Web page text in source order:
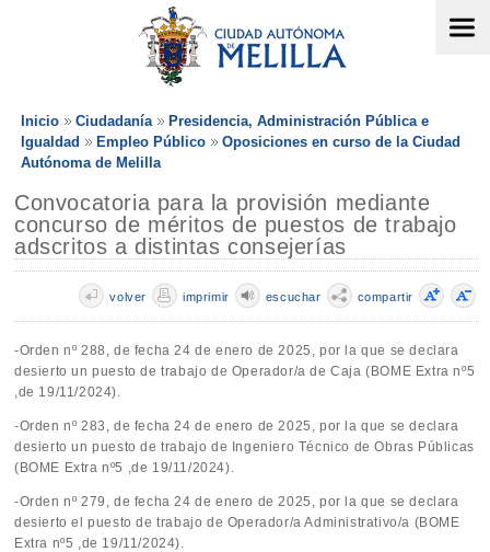
Inicio Ciudadanía
Presidencia, Administración Pública e
Igualdad
Empleo Público
Oposiciones en curso de la Ciudad
Autónoma de Melilla
Convocatoria para la provisión mediante
concurso de méritos de puestos de trabajo
adscritos a distintas consejerías
compartir
escuchar
imprimir
volver
-Orden nº 288, de fecha 24 de enero de 2025, por la que se declara
desierto un puesto de trabajo de Operador/a de Caja (BOME Extra nº5
,de 19/11/2024).
-Orden nº 283, de fecha 24 de enero de 2025, por la que se declara
desierto un puesto de trabajo de Ingeniero Técnico de Obras Públicas
(BOME Extra nº5 ,de 19/11/2024).
-Orden nº 279, de fecha 24 de enero de 2025, por la que se declara
desierto el puesto de trabajo de Operador/a Administrativo/a (BOME
Extra nº5 ,de 19/11/2024).